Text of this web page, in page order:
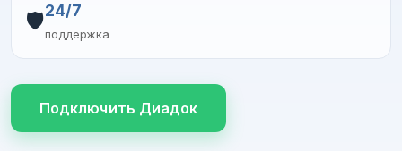
🛡️24/7
поддержка
Подключить Диадок